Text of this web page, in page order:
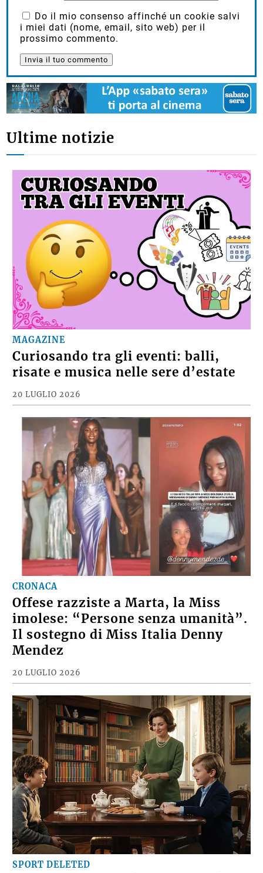
Do il mio consenso affinché un cookie salvi
i miei dati (nome, email, sito web) per il
prossimo commento.
Ultime notizie
MAGAZINE
Curiosando tra gli eventi: balli,
risate e musica nelle sere d’estate
20 LUGLIO 2026
CRONACA
Offese razziste a Marta, la Miss
imolese: “Persone senza umanità”.
Il sostegno di Miss Italia Denny
Mendez
20 LUGLIO 2026
SPORT DELETED